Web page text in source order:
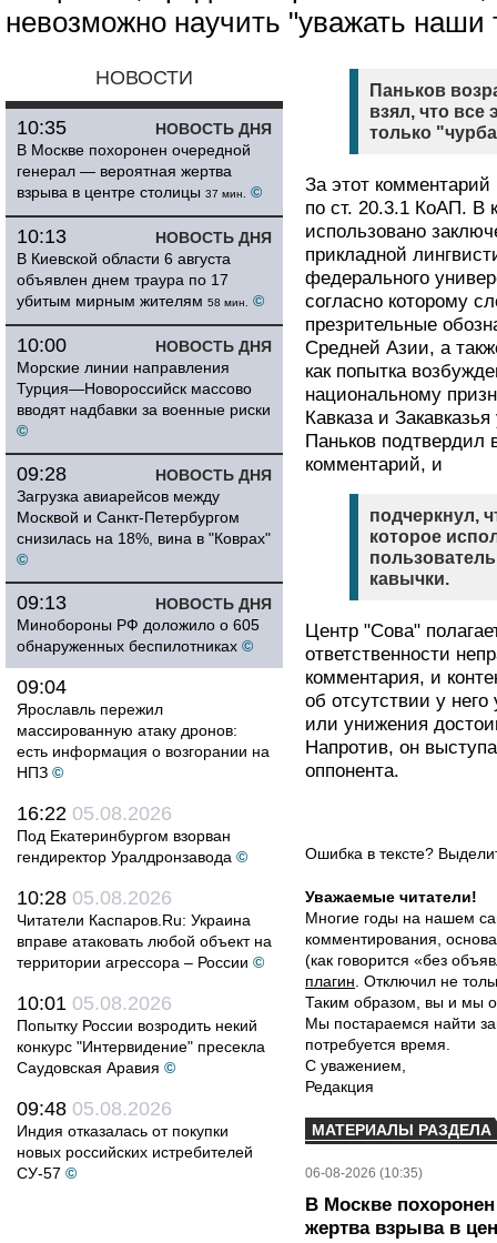
невозможно научить "уважать наши
НОВОСТИ
НОВОСТЬ ДНЯ
10:35
В Москве похоронен очередной
генерал — вероятная жертва
взрыва в центре столицы 37 мин. ©
НОВОСТЬ ДНЯ
10:13
В Киевской области 6 августа
объявлен днем траура по 17
убитым мирным жителям 58 мин. ©
НОВОСТЬ ДНЯ
10:00
Морские линии направления
Турция—Новороссийск массово
вводят надбавки за военные риски
©
НОВОСТЬ ДНЯ
09:28
Загрузка авиарейсов между
Москвой и Санкт-Петербургом
снизилась на 18%, вина в "Коврах"
©
НОВОСТЬ ДНЯ
09:13
Минобороны РФ доложило о 605
обнаруженных беспилотниках ©
09:04
Ярославль пережил
массированную атаку дронов:
есть информация о возгорании на
НПЗ ©
16:22 05.08.2026
Под Екатеринбургом взорван
гендиректор Уралдронзавода ©
10:28 05.08.2026
Читатели Каспаров.Ru: Украина
вправе атаковать любой объект на
территории агрессора – России ©
10:01 05.08.2026
Попытку России возродить некий
конкурс "Интервидение" пресекла
Саудовская Аравия ©
09:48 05.08.2026
Индия отказалась от покупки
новых российских истребителей
СУ-57 ©
Паньков
взял, что
только
За этот
по ст. 20.3.1 КоАП. В
использовано
прикладной
федерального
согласно которому
презрительные
Средней Азии, а
как попытка
национальному
Кавказа и
Паньков подтвердил
комментарий, и
подчеркнул,
которое
кавычки.
Центр "Сова"
ответственности
комментария, и
об отсутствии у
или унижения
Напротив, он
оппонента.
Ошибка в тексте?
Уважаемые читатели!
Многие годы на нашем
комментирования,
(как говорится «без
плагин . Отключил не
Таким образом, вы и мы
Мы постараемся найти
потребуется время.
С уважением,
Редакция
МАТЕРИАЛЫ РАЗДЕЛА
06-08-2026 (10:35)
В Москве
жертва взрыва в